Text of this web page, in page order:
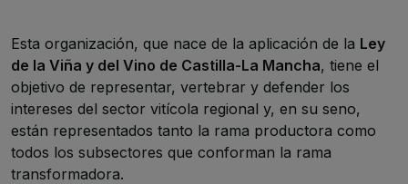
Esta organización, que nace de la aplicación de la Ley
de la Viña y del Vino de Castilla-La Mancha, tiene el
objetivo de representar, vertebrar y defender los
intereses del sector vitícola regional y, en su seno,
están representados tanto la rama productora como
todos los subsectores que conforman la rama
transformadora.